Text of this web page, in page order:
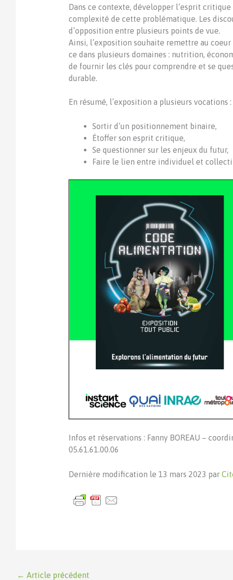
Dans ce contexte, développer l’esprit
complexité de cette problématique. Les
d’opposition entre plusieurs points de vue.
Ainsi, l’exposition souhaite remettre au
ce dans plusieurs domaines : nutrition,
de fournir les clés pour comprendre et se
durable.
En résumé, l’exposition a plusieurs vocations :
Sortir d’un positionnement binaire,
Étoffer son esprit critique,
Se questionner sur les enjeux du futur,
Faire le lien entre individuel et
Infos et réservations : Fanny BOREAU –
05.61.61.00.06
Dernière modification le 13 mars 2023 par
← Article précédent